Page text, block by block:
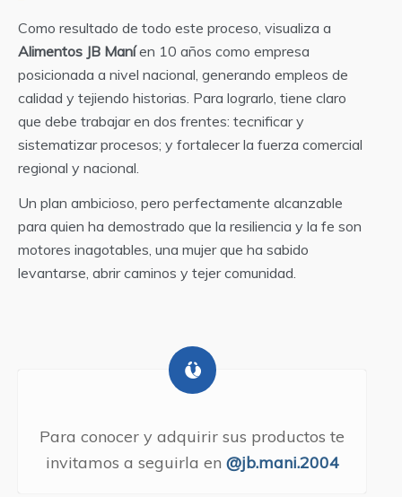
Como resultado de todo este proceso, visualiza a
Alimentos JB Maníen 10 años como empresa
posicionada a nivel nacional, generando empleos de
calidad y tejiendo historias. Para lograrlo, tiene claro
que debe trabajar en dos frentes: tecnificar y
sistematizar procesos; y fortalecer la fuerza comercial
regional y nacional.
Un plan ambicioso, pero perfectamente alcanzable
para quien ha demostrado que la resiliencia y la fe son
motores inagotables, una mujer que ha sabido
levantarse, abrir caminos y tejer comunidad.
Para conocer y adquirir sus productos te
invitamos a seguirla en @jb.mani.2004